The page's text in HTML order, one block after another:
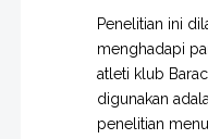
Penelitian ini
menghadapi
atleti klub
digunakan
penelitian